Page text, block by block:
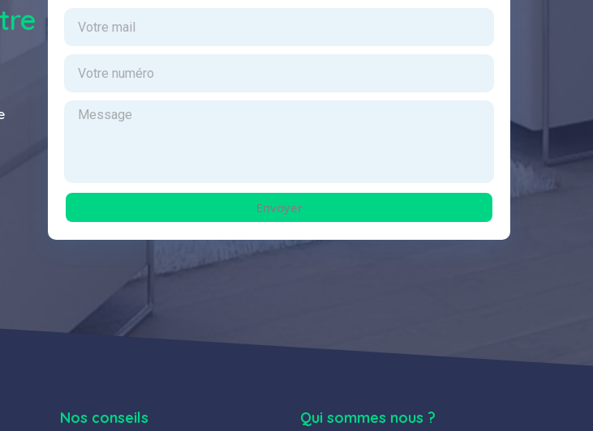
Envoyer
Nos conseils Qui sommes nous ?